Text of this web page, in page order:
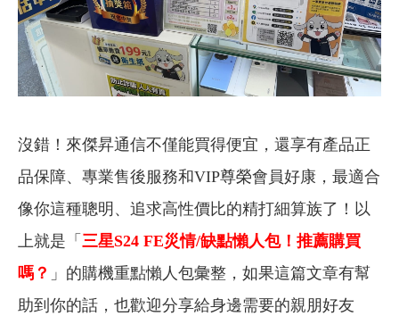
沒錯！來傑昇通信不僅能買得便宜，還享有產品正
品保障、專業售後服務和VIP尊榮會員好康，最適合
像你這種聰明、追求高性價比的精打細算族了！以
上就是「 三星S24 FE災情/缺點懶人包！推薦購買
嗎？ 」的購機重點懶人包彙整，如果這篇文章有幫
助到你的話，也歡迎分享給身邊需要的親朋好友